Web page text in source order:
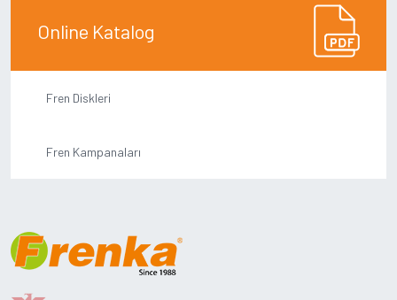
Online Katalog
Fren Diskleri
Fren Kampanaları